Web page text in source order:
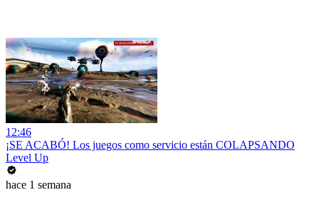
12:46
¡SE ACABÓ! Los juegos como servicio están COLAPSANDO
Level Up
hace 1 semana